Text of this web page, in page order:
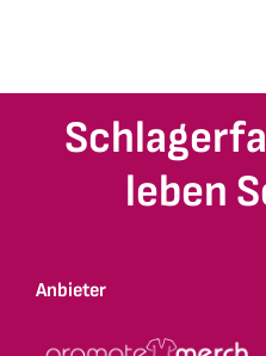
leben
Anbieter